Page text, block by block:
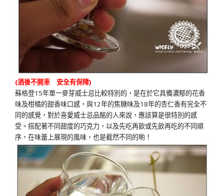
(酒後不開車 安全有保障)
蘇格登15年單一麥芽威士忌比較特別的，是在於它具備濃郁的花香
味及柑橘的甜香味口感，與12年的焦糖味及18年的杏仁香有完全不
同的感覺，對於喜愛威士忌品酩的人來說，應該算是很特別的感
受。搭配著不同甜度的巧克力，以及先吃再飲或先飲再吃的不同順
序，在味蕾上展現的風味，也是截然不同的喲！